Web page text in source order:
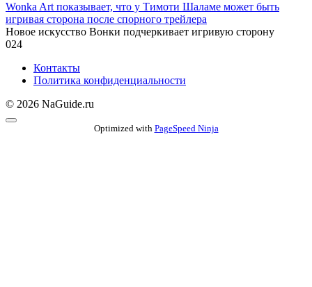
Wonka Art показывает, что у Тимоти Шаламе может быть
игривая сторона после спорного трейлера
Новое искусство Вонки подчеркивает игривую сторону
024
Контакты
Политика конфиденциальности
© 2026 NaGuide.ru
Optimized with PageSpeed Ninja